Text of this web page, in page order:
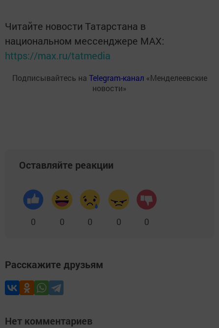
Читайте новости Татарстана в
национальном мессенджере MАХ:
https://max.ru/tatmedia
Подписывайтесь на Telegram-канал «Менделеевские
новости»
Оставляйте реакции
0 0 0 0 0
Расскажите друзьям
Нет комментариев